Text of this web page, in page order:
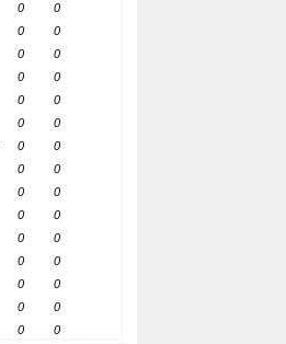
0
0
0
0
0
0
0
0
0
0
0
0
0
0
0
0
0
0
0
0
0
0
0
0
0
0
0
0
0 0